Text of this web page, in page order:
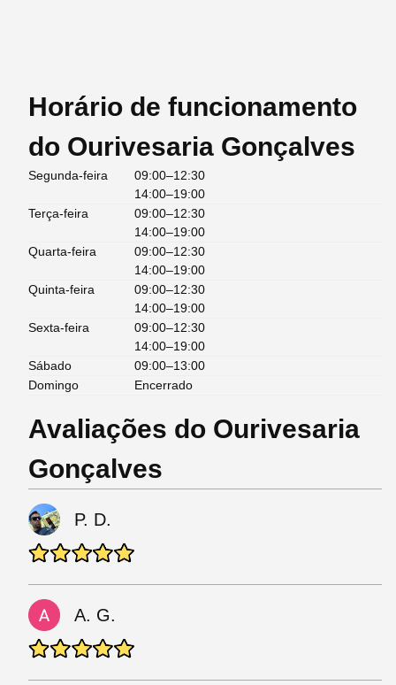
Horário de funcionamento
do Ourivesaria Gonçalves
Segunda-feira
09:00–12:30
14:00–19:00
Terça-feira
09:00–12:30
14:00–19:00
Quarta-feira
09:00–12:30
14:00–19:00
Quinta-feira
09:00–12:30
14:00–19:00
Sexta-feira
09:00–12:30
14:00–19:00
Sábado
09:00–13:00
Domingo
Encerrado
Avaliações do Ourivesaria
Gonçalves
P. D.
A. G.